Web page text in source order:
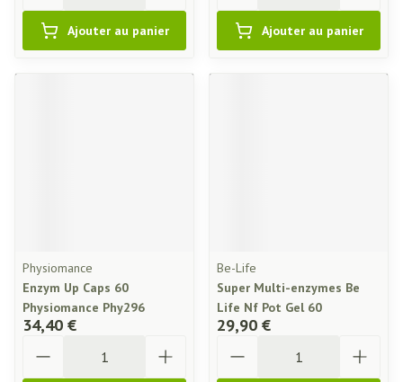
Ajouter au panier Ajouter au panier
Physiomance
Enzym Up Caps 60
Physiomance Phy296
34,40 €
Be-Life
Super Multi-enzymes Be
Life Nf Pot Gel 60
29,90 €